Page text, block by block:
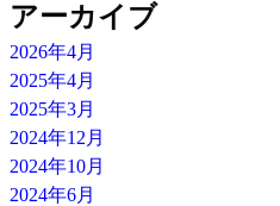
アーカイブ
2026年4月
2025年4月
2025年3月
2024年12月
2024年10月
2024年6月